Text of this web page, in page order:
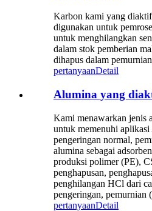
Karbon kami yang
digunakan untuk
untuk menghilangkan
dalam stok pemberian
dihapus dalam
pertanyaanDetail
Alumina yang
Kami menawarkan jenis
untuk memenuhi aplikasi
pengeringan normal,
alumina sebagai
produksi polimer (PE),
penghapusan,
penghilangan HCl dari
pengeringan, pemurnian
pertanyaanDetail